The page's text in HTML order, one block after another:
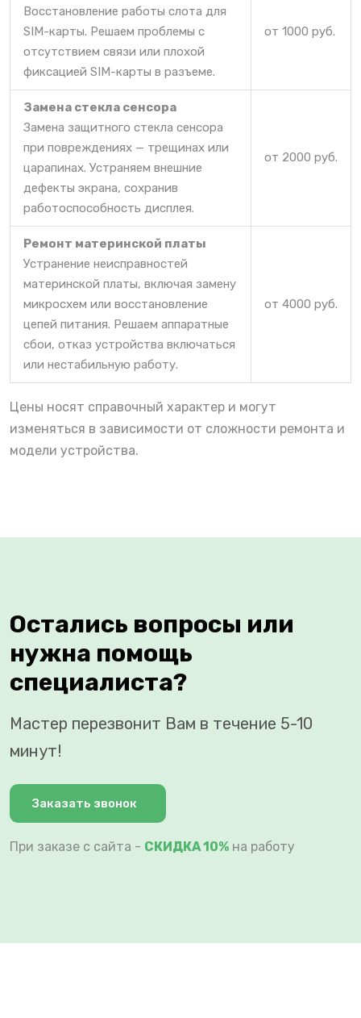
Восстановление работы слота для
SIM-карты. Решаем проблемы с
отсутствием связи или плохой
фиксацией SIM-карты в разъеме.
от 1000 руб.
Замена стекла сенсора
Замена защитного стекла сенсора
при повреждениях — трещинах или
царапинах. Устраняем внешние
дефекты экрана, сохранив
работоспособность дисплея.
от 2000 руб.
Ремонт материнской платы
Устранение неисправностей
материнской платы, включая замену
микросхем или восстановление
цепей питания. Решаем аппаратные
сбои, отказ устройства включаться
или нестабильную работу.
от 4000 руб.
Цены носят справочный характер и могут
изменяться в зависимости от сложности ремонта и
модели устройства.
Остались вопросы или
нужна помощь
специалиста?
Мастер перезвонит Вам в течение 5-10
минут!
Заказать звонок
При заказе с сайта - СКИДКА 10% на работу